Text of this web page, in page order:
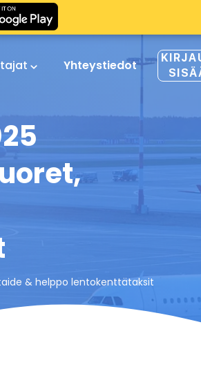
Yhteystiedot
& helppo lentokenttätaksit